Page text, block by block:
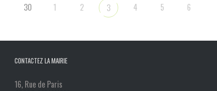
30 1 2 3 4 5 6
CONTACTEZ LA MAIRIE
16, Rue de Paris